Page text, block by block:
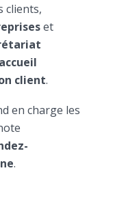
clients,
et
client.
en charge les
.